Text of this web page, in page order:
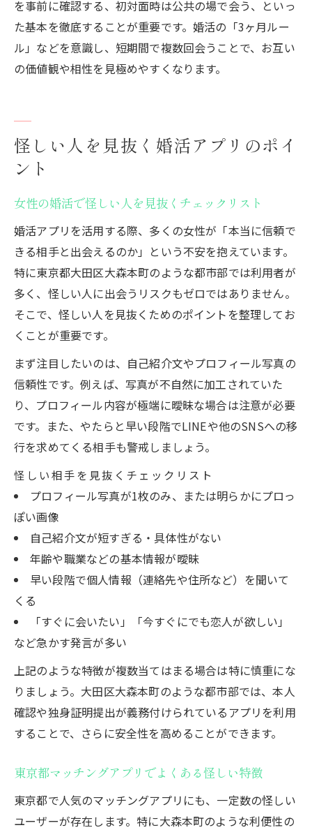
を事前に確認する、初対面時は公共の場で会う、といっ
た基本を徹底することが重要です。婚活の「3ヶ月ルー
ル」などを意識し、短期間で複数回会うことで、お互い
の価値観や相性を見極めやすくなります。
怪しい人を見抜く婚活アプリのポイ
ント
女性の婚活で怪しい人を見抜くチェックリスト
婚活アプリを活用する際、多くの女性が「本当に信頼で
きる相手と出会えるのか」という不安を抱えています。
特に東京都大田区大森本町のような都市部では利用者が
多く、怪しい人に出会うリスクもゼロではありません。
そこで、怪しい人を見抜くためのポイントを整理してお
くことが重要です。
まず注目したいのは、自己紹介文やプロフィール写真の
信頼性です。例えば、写真が不自然に加工されていた
り、プロフィール内容が極端に曖昧な場合は注意が必要
です。また、やたらと早い段階でLINEや他のSNSへの移
行を求めてくる相手も警戒しましょう。
怪しい相手を見抜くチェックリスト
プロフィール写真が1枚のみ、または明らかにプロっ
ぽい画像
自己紹介文が短すぎる・具体性がない
年齢や職業などの基本情報が曖昧
早い段階で個人情報（連絡先や住所など）を聞いて
くる
「すぐに会いたい」「今すぐにでも恋人が欲しい」
など急かす発言が多い
上記のような特徴が複数当てはまる場合は特に慎重にな
りましょう。大田区大森本町のような都市部では、本人
確認や独身証明提出が義務付けられているアプリを利用
することで、さらに安全性を高めることができます。
東京都マッチングアプリでよくある怪しい特徴
東京都で人気のマッチングアプリにも、一定数の怪しい
ユーザーが存在します。特に大森本町のような利便性の